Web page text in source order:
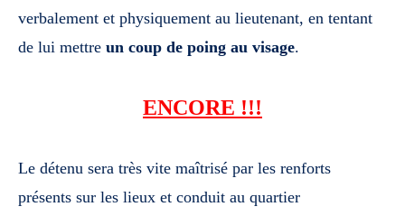
verbalement et physiquement au lieutenant, en tentant
de lui mettre un coup de poing au visage.
ENCORE !!!
Le détenu sera très vite maîtrisé par les renforts
présents sur les lieux et conduit au quartier